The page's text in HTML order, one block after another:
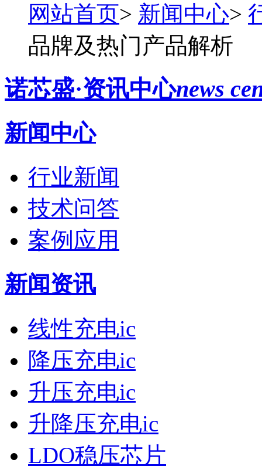
网站首页> 新闻中心>
品牌及热门产品解析
诺芯盛·资讯中心news
新闻中心
行业新闻
技术问答
案例应用
新闻资讯
线性充电ic
降压充电ic
升压充电ic
升降压充电ic
LDO稳压芯片